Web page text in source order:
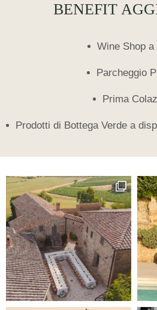
BENEFIT
Wine Shop a
Parcheggio
Prima
Prodotti di Bottega Verde a